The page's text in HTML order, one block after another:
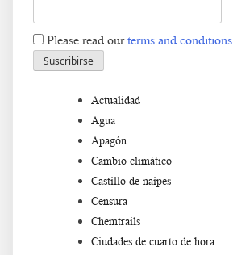
Please read ourterms and conditions
Actualidad
Agua
Apagón
Cambio climático
Castillo de naipes
Censura
Chemtrails
Ciudades de cuarto de hora